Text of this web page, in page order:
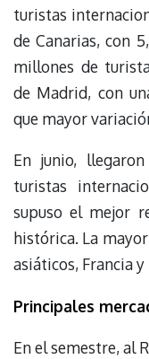
turistas
de Canarias, con
millones de
de Madrid, con
que mayor
En junio,
turistas
supuso el mejor
histórica. La
asiáticos, Francia
Principales
En el semestre, al